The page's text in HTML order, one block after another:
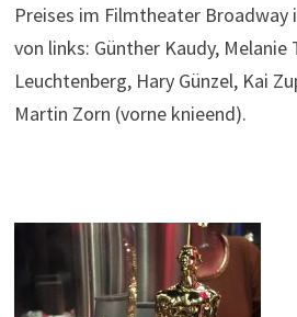
Preises im Filmtheater Broadway
von links: Günther Kaudy, Melanie
Leuchtenberg, Hary Günzel, Kai
Martin Zorn (vorne knieend).